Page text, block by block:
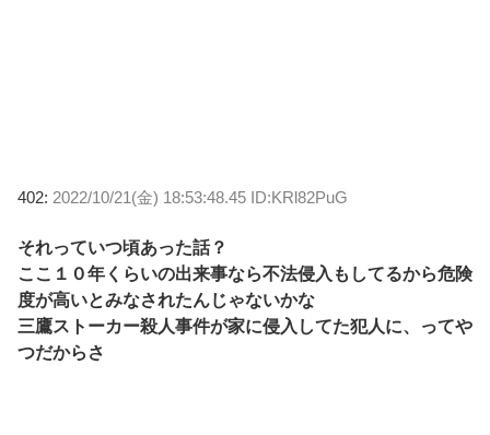
402: 2022/10/21(金) 18:53:48.45 ID:KRl82PuG
それっていつ頃あった話？
ここ１０年くらいの出来事なら不法侵入もしてるから危険
度が高いとみなされたんじゃないかな
三鷹ストーカー殺人事件が家に侵入してた犯人に、ってや
つだからさ